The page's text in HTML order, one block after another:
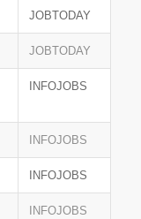
JOBTODAY
JOBTODAY
INFOJOBS
INFOJOBS
INFOJOBS
INFOJOBS